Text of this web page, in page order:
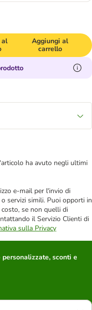
al
Aggiungi al
carrello
ha avuto negli ultimi
e-mail per l'invio di
servizi simili. Puoi opporti in
se non quelli di
il Servizio Clienti di
sulla Privacy
sconti e